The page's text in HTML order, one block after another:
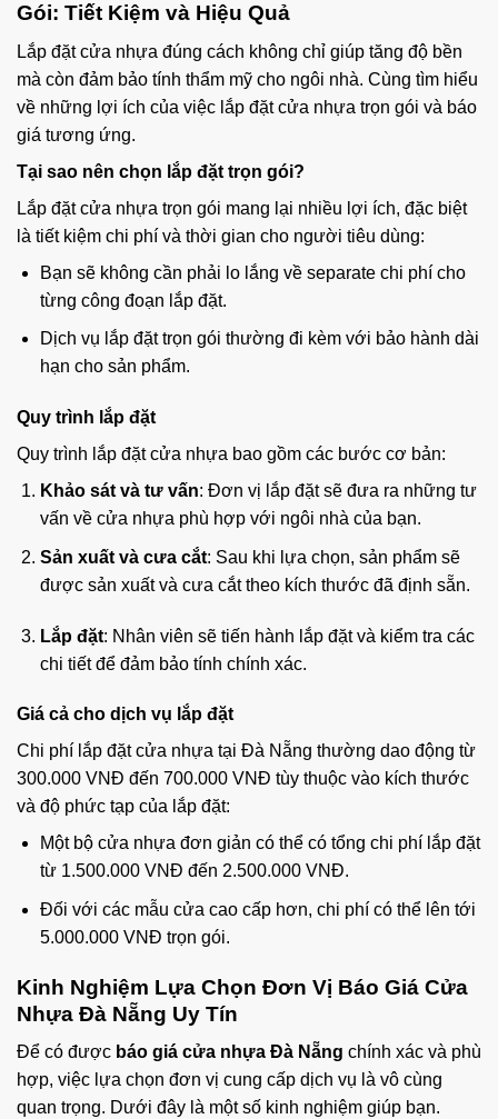
Gói: Tiết Kiệm và Hiệu Quả
Lắp đặt cửa nhựa đúng cách không chỉ giúp tăng độ bền
mà còn đảm bảo tính thẩm mỹ cho ngôi nhà. Cùng tìm hiểu
về những lợi ích của việc lắp đặt cửa nhựa trọn gói và báo
giá tương ứng.
Tại sao nên chọn lắp đặt trọn gói?
Lắp đặt cửa nhựa trọn gói mang lại nhiều lợi ích, đặc biệt
là tiết kiệm chi phí và thời gian cho người tiêu dùng:
Bạn sẽ không cần phải lo lắng về separate chi phí cho
từng công đoạn lắp đặt.
Dịch vụ lắp đặt trọn gói thường đi kèm với bảo hành dài
hạn cho sản phẩm.
Quy trình lắp đặt
Quy trình lắp đặt cửa nhựa bao gồm các bước cơ bản:
Khảo sát và tư vấn: Đơn vị lắp đặt sẽ đưa ra những tư
vấn về cửa nhựa phù hợp với ngôi nhà của bạn.
Sản xuất và cưa cắt: Sau khi lựa chọn, sản phẩm sẽ
được sản xuất và cưa cắt theo kích thước đã định sẵn.
Lắp đặt: Nhân viên sẽ tiến hành lắp đặt và kiểm tra các
chi tiết để đảm bảo tính chính xác.
Giá cả cho dịch vụ lắp đặt
Chi phí lắp đặt cửa nhựa tại Đà Nẵng thường dao động từ
300.000 VNĐ đến 700.000 VNĐ tùy thuộc vào kích thước
và độ phức tạp của lắp đặt:
Một bộ cửa nhựa đơn giản có thể có tổng chi phí lắp đặt
từ 1.500.000 VNĐ đến 2.500.000 VNĐ.
Đối với các mẫu cửa cao cấp hơn, chi phí có thể lên tới
5.000.000 VNĐ trọn gói.
Kinh Nghiệm Lựa Chọn Đơn Vị Báo Giá Cửa
Nhựa Đà Nẵng Uy Tín
Để có được báo giá cửa nhựa Đà Nẵng chính xác và phù
hợp, việc lựa chọn đơn vị cung cấp dịch vụ là vô cùng
quan trọng. Dưới đây là một số kinh nghiệm giúp bạn.